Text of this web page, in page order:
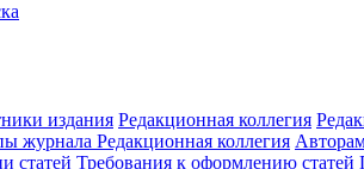
издания Редакционная коллегия
журнала Редакционная коллегия
статей Требования к оформлению статей